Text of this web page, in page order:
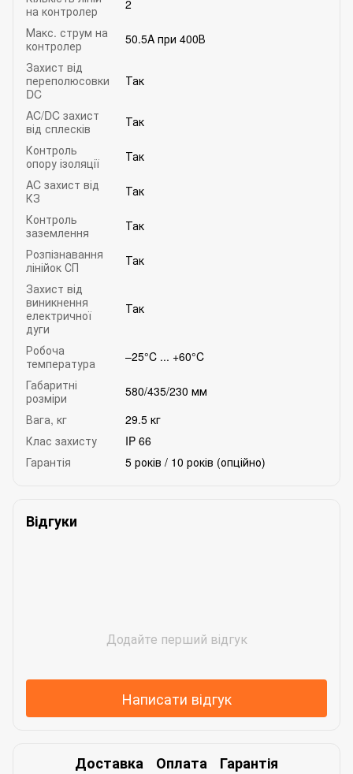
на контролер
2
Макс. струм на
контролер
50.5A при 400В
Захист від
переполюсовки
DC
Так
AC/DC захист
від сплесків
Так
Контроль
опору ізоляції
Так
AC захист від
КЗ
Так
Контроль
заземлення
Так
Розпізнавання
лінійок СП
Так
Захист від
виникнення
електричної
дуги
Так
Робоча
температура
–25°C ... +60°C
Габаритні
розміри
580/435/230 мм
Вага, кг
29.5 кг
Клас захисту
IP 66
Гарантія
5 років / 10 років (опційно)
Відгуки
Додайте перший відгук
Написати відгук
Доставка Оплата Гарантія